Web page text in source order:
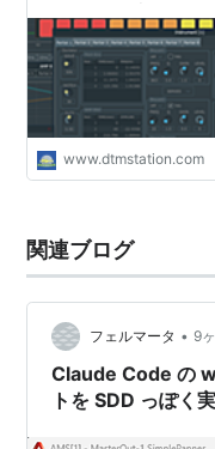
www.dtmstation.com
関連ブログ
フェルマータ • 9
Claude Code の
トを SDD っぽく